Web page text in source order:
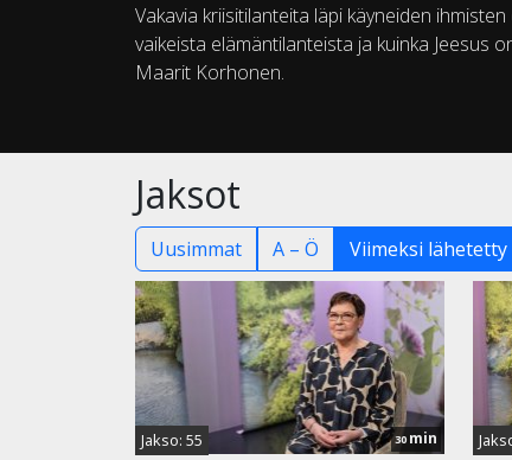
Vakavia kriisitilanteita läpi käyneiden
vaikeista elämäntilanteista ja kuinka Jeesus
Maarit Korhonen.
Jaksot
Uusimmat A – Ö Viimeksi lähetetty
Jakso: 55 30 min